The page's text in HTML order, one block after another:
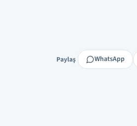
Paylaş
Paylaş WhatsApp